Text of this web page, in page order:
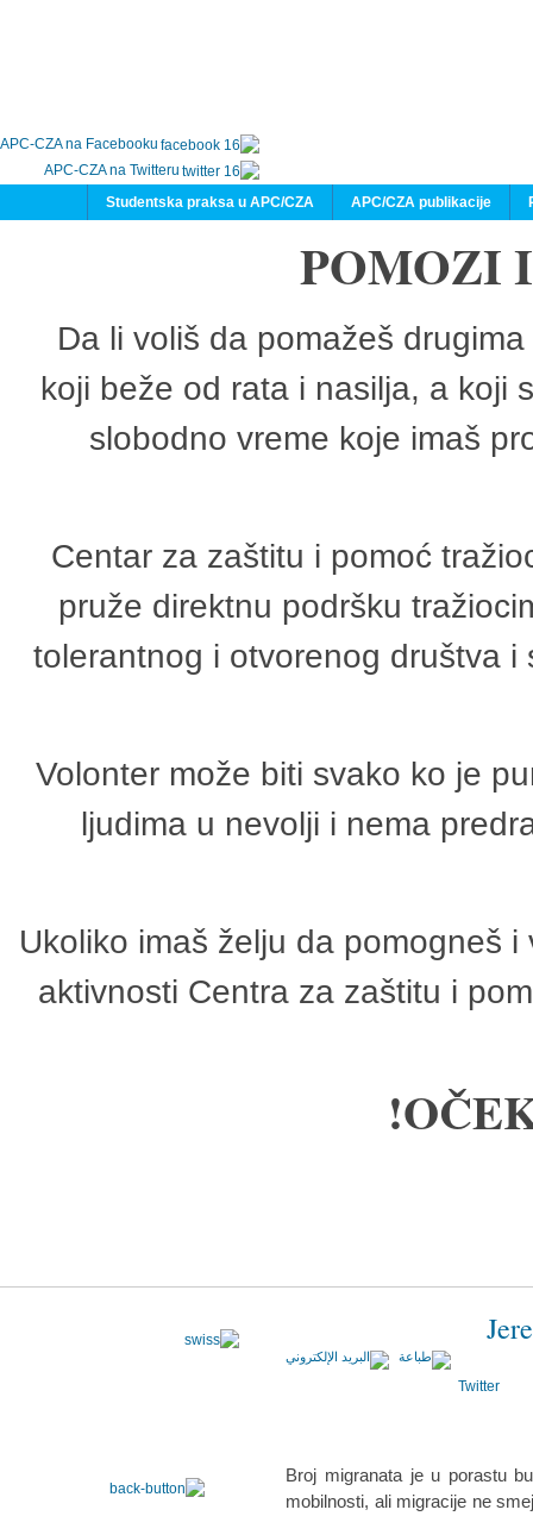
APC-CZA na Facebooku
APC-CZA na Twitteru
APC/CZA publikacije
Studentska praksa u APC/CZA
POMOZI
Da li voliš da pomažeš
koji beže od rata i nasilja, a koji
slobodno vreme koje imaš
Centar za zaštitu i pomoć
pruže direktnu podršku
tolerantnog i otvorenog društva
Volonter može biti svako ko je
ljudima u nevolji i nema
Ukoliko imaš želju da pomogneš
aktivnosti Centra za zaštitu i
Twitter
Broj migranata je u porastu
mobilnosti, ali migracije ne